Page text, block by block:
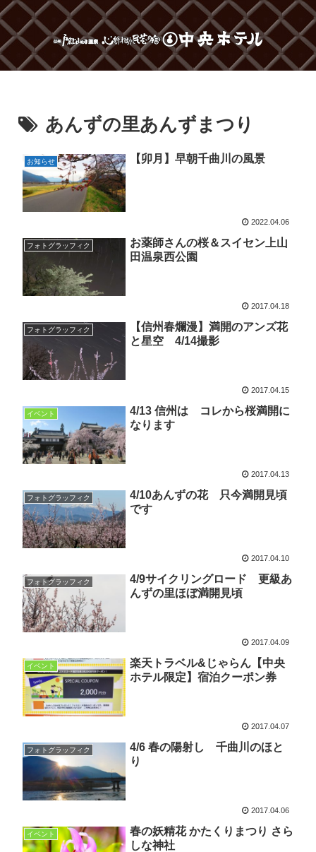
あんずの里あんずまつり
お知らせ 【卯月】早朝千曲川の風景
2022.04.06
フォトグラッフィク
お薬師さんの桜＆スイセン上山
田温泉西公園
2017.04.18
フォトグラッフィク
【信州春爛漫】満開のアンズ花
と星空 4/14撮影
2017.04.15
イベント
4/13 信州は コレから桜満開に
なります
2017.04.13
フォトグラッフィク
4/10あんずの花 只今満開見頃
です
2017.04.10
フォトグラッフィク
4/9サイクリングロード 更級あ
んずの里ほぼ満開見頃
2017.04.09
イベント
楽天トラベル&じゃらん【中央
ホテル限定】宿泊クーポン券
2017.04.07
フォトグラッフィク
4/6 春の陽射し 千曲川のほと
り
2017.04.06
イベント
春の妖精花 かたくりまつり さら
しな神社